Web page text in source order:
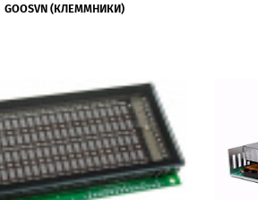
GOOSVN (КЛЕММНИКИ)